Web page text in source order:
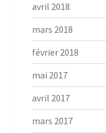
avril 2018
mars 2018
février 2018
mai 2017
avril 2017
mars 2017